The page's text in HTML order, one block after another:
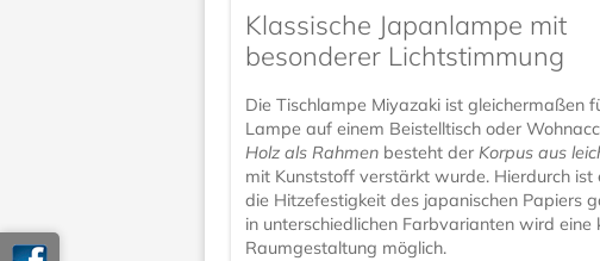
Klassische Japanlampe mit
besonderer Lichtstimmung
Die Tischlampe Miyazaki ist gleichermaßen
Lampe auf einem Beistelltisch oder
Holz als Rahmen besteht derKorpus aus
mit Kunststoff verstärkt wurde. Hierdurch
die Hitzefestigkeit des japanischen Papiers
in unterschiedlichen Farbvarianten wird
Raumgestaltung möglich.